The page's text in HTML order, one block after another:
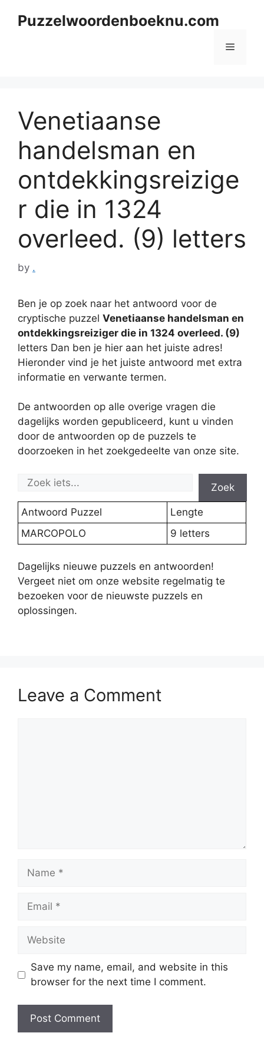
Puzzelwoordenboeknu.com
Menu
Venetiaanse
handelsman en
ontdekkingsreizige
r die in 1324
overleed. (9) letters
by .
Ben je op zoek naar het antwoord voor de
cryptische puzzel Venetiaanse handelsman en
ontdekkingsreiziger die in 1324 overleed. (9)
letters Dan ben je hier aan het juiste adres!
Hieronder vind je het juiste antwoord met extra
informatie en verwante termen.
De antwoorden op alle overige vragen die
dagelijks worden gepubliceerd, kunt u vinden
door de antwoorden op de puzzels te
doorzoeken in het zoekgedeelte van onze site.
Zoek
Antwoord Puzzel
Lengte
MARCOPOLO
9 letters
Dagelijks nieuwe puzzels en antwoorden!
Vergeet niet om onze website regelmatig te
bezoeken voor de nieuwste puzzels en
oplossingen.
Leave a Comment
Name
Email
Website
Save my name, email, and website in this
browser for the next time I comment.